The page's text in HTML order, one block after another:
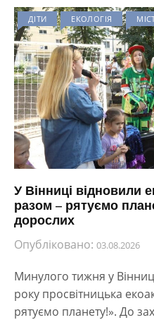
ДІТИ ЕКОЛОГІЯ
У Вінниці відновили
разом – рятуємо
дорослих
Опубліковано: 03.08.2026
Минулого тижня у
року просвітницька
рятуємо планету!». До